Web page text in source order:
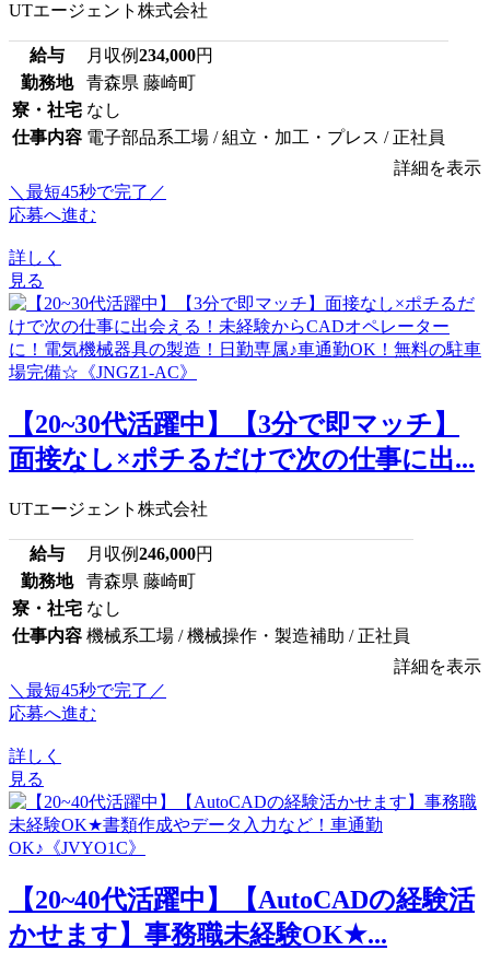
UTエージェント株式会社
給与 月収例234,000円
勤務地
青森県 藤崎町
寮・社宅 なし
仕事内容 電子部品系工場 / 組立・加工・プレス / 正社員
詳細を表示
＼最短45秒で完了／
応募へ進む
詳しく
見る
【20~30代活躍中】【3分で即マッチ】
面接なし×ポチるだけで次の仕事に出...
UTエージェント株式会社
給与 月収例246,000円
勤務地
青森県 藤崎町
寮・社宅 なし
仕事内容 機械系工場 / 機械操作・製造補助 / 正社員
詳細を表示
＼最短45秒で完了／
応募へ進む
詳しく
見る
【20~40代活躍中】【AutoCADの経験活
かせます】事務職未経験OK★...